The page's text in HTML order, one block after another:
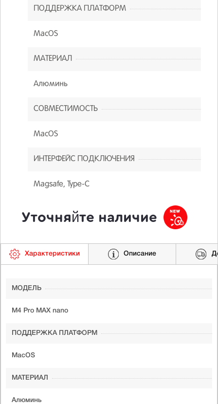
Уточняйте наличие
ПОДДЕРЖКА ПЛАТФОРМ
MacOS
МАТЕРИАЛ
Алюминь
СОВМЕСТИМОСТЬ
MacOS
ИНТЕРФЕЙС ПОДКЛЮЧЕНИЯ
Magsafe, Type-C
Характеристики Описание
МОДЕЛЬ
M4 Pro MAX nano
ПОДДЕРЖКА ПЛАТФОРМ
MacOS
МАТЕРИАЛ
Алюминь